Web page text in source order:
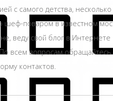
с самого детства,
шеф-поваром в известном
веду свой блог в Интернете
всем вопросам
контактов.